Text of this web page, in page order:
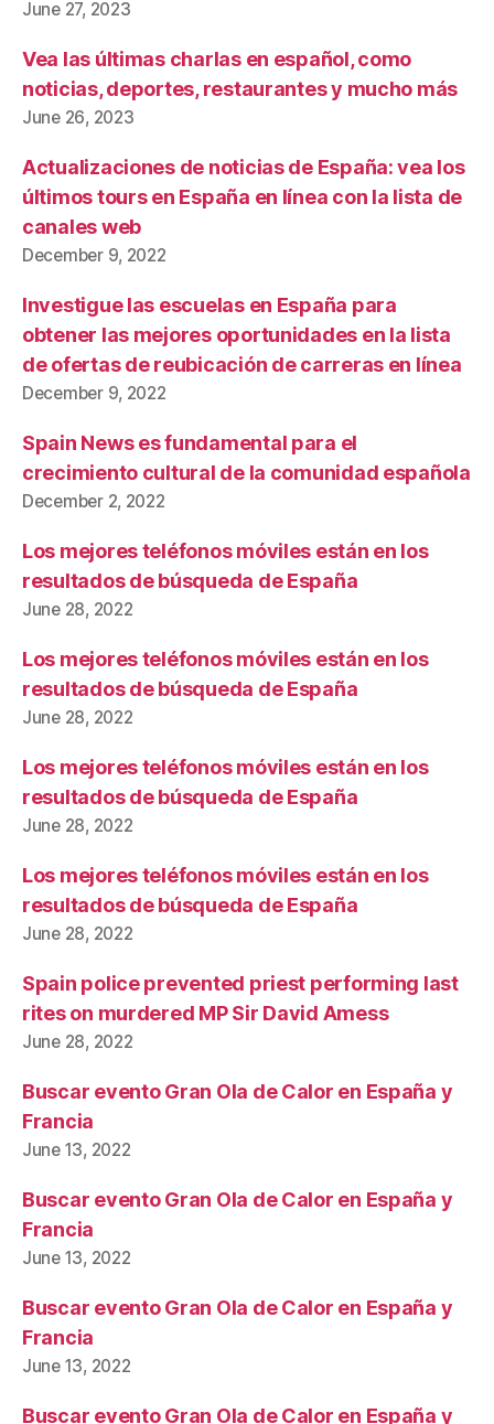
June 27, 2023
Vea las últimas charlas en español, como
noticias, deportes, restaurantes y mucho más
June 26, 2023
Actualizaciones de noticias de España: vea los
últimos tours en España en línea con la lista de
canales web
December 9, 2022
Investigue las escuelas en España para
obtener las mejores oportunidades en la lista
de ofertas de reubicación de carreras en línea
December 9, 2022
Spain News es fundamental para el
crecimiento cultural de la comunidad española
December 2, 2022
Los mejores teléfonos móviles están en los
resultados de búsqueda de España
June 28, 2022
Los mejores teléfonos móviles están en los
resultados de búsqueda de España
June 28, 2022
Los mejores teléfonos móviles están en los
resultados de búsqueda de España
June 28, 2022
Los mejores teléfonos móviles están en los
resultados de búsqueda de España
June 28, 2022
Spain police prevented priest performing last
rites on murdered MP Sir David Amess
June 28, 2022
Buscar evento Gran Ola de Calor en España y
Francia
June 13, 2022
Buscar evento Gran Ola de Calor en España y
Francia
June 13, 2022
Buscar evento Gran Ola de Calor en España y
Francia
June 13, 2022
Buscar evento Gran Ola de Calor en España y